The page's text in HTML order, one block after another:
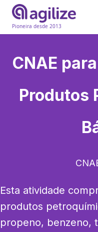
Pioneira desde 2013
CNAE para
Produtos
Esta atividade
produtos
propeno, benzeno,